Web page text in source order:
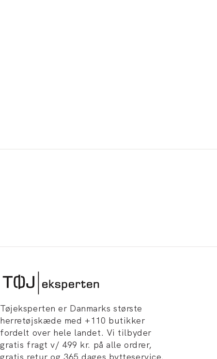
Tøjeksperten er Danmarks største
herretøjskæde med +110 butikker
fordelt over hele landet. Vi tilbyder
gratis fragt v/ 499 kr. på alle ordrer,